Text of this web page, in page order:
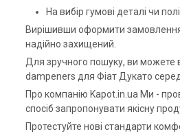
На вибір гумові деталі чи
Вирішивши оформити замовлення
надійно захищений.
Для зручного пошуку, ви можете
dampeners для Фіат Дукато
Про компанію Kapot.in.ua Ми -
спосіб запропонувати якісну
Протестуйте нові стандарти